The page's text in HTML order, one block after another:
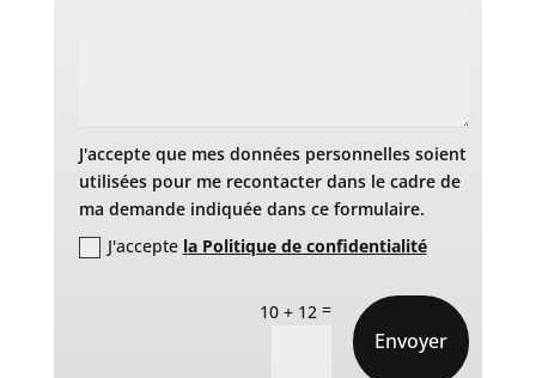
J'accepte que mes données personnelles soient
utilisées pour me recontacter dans le cadre de
ma demande indiquée dans ce formulaire.
J'accepte la Politique de confidentialité
10 + 12 =
Envoyer